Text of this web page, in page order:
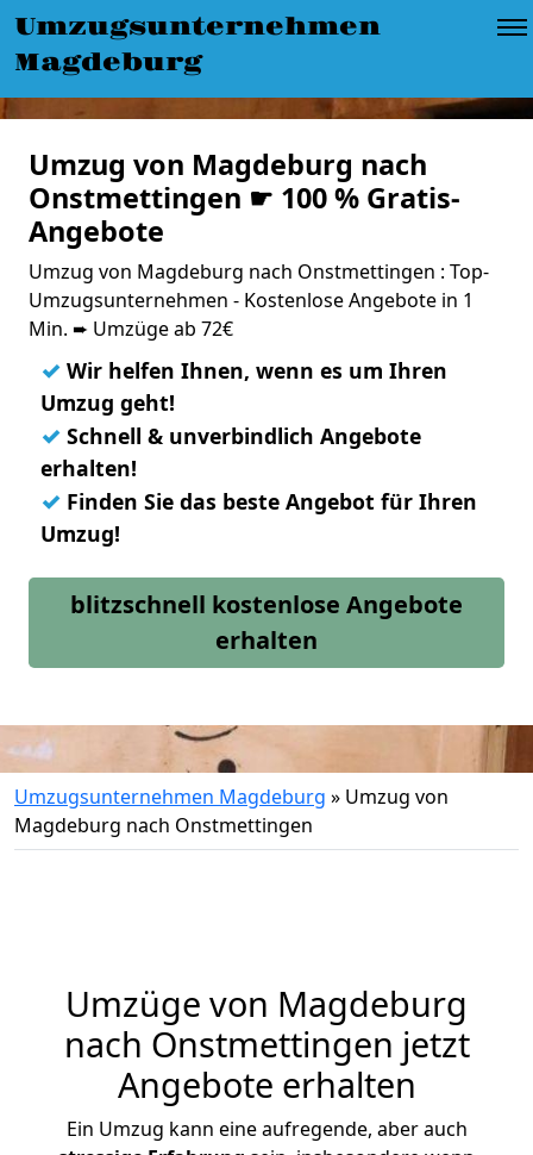
Umzugsunternehmen
Magdeburg
Umzug von Magdeburg nach
Onstmettingen ☛ 100 % Gratis-
Angebote
Umzug von Magdeburg nach Onstmettingen : Top-
Umzugsunternehmen - Kostenlose Angebote in 1
Min. ➨ Umzüge ab 72€
✓ Wir helfen Ihnen, wenn es um Ihren
Umzug geht!
✓ Schnell & unverbindlich Angebote
erhalten!
✓ Finden Sie das beste Angebot für Ihren
Umzug!
blitzschnell kostenlose Angebote
erhalten
Umzugsunternehmen Magdeburg » Umzug von
Magdeburg nach Onstmettingen
Umzüge von Magdeburg
nach Onstmettingen jetzt
Angebote erhalten
Ein Umzug kann eine aufregende, aber auch